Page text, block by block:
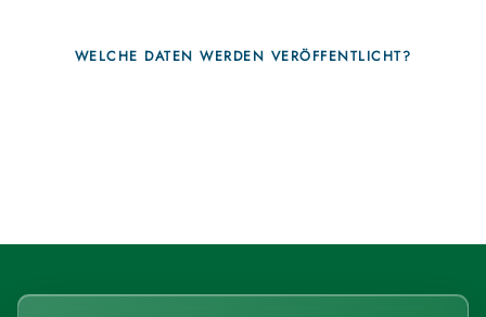
WELCHE DATEN WERDEN VERÖFFENTLICHT?